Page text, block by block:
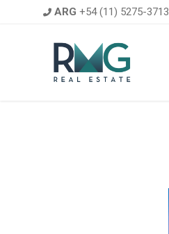
ARG +54 (11) 5275-3713